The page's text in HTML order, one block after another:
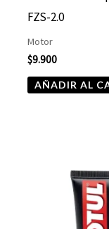
FZS-2.0
Motor
$9.900
AÑADIR AL